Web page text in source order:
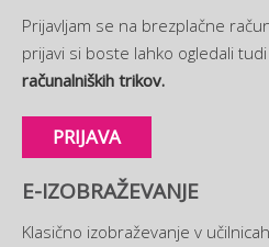
Prijavljam se na brezplačne
prijavi si boste lahko ogledali
računalniških trikov.
PRIJAVA
E-IZOBRAŽEVANJE
Klasično izobraževanje v